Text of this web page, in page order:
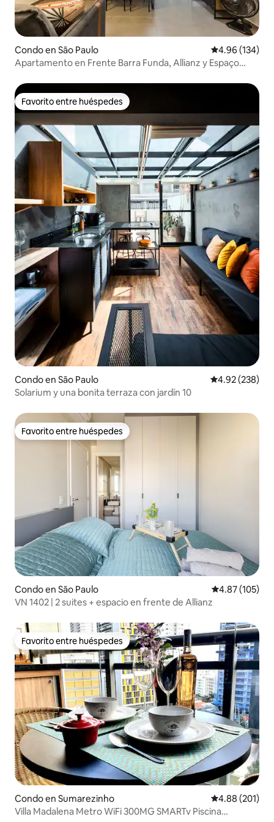
Condo en São Paulo Calificación
4.96 (134)
Apartamento en Frente Barra Funda, Allianz y Espaço
Favorito entre huéspedes
Favorito entre huéspedes
Condo en São Paulo Calificación
4.92 (238)
Solarium y una bonita terraza con jardín 10
Favorito entre huéspedes
Favorito entre huéspedes
Condo en São Paulo Calificación
4.87 (105)
VN 1402 | 2 suites + espacio en frente de Allianz
Favorito entre huéspedes
Favorito entre huéspedes
Condo en Sumarezinho Calificación
4.88 (201)
Villa Madalena Metro WiFi 300MG SMARTv Piscina